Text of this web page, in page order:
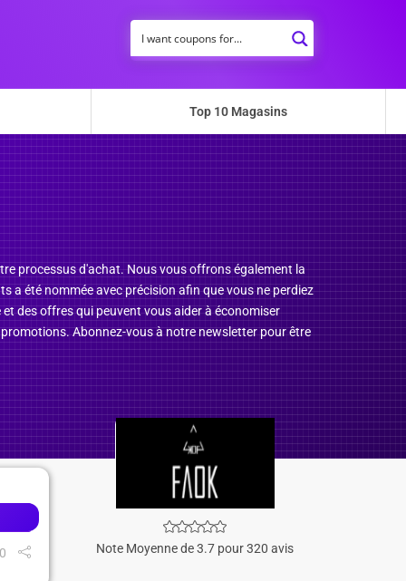
Top 10 Magasins
processus d'achat. Nous vous offrons également la
a été nommée avec précision afin que vous ne perdiez
des offres qui peuvent vous aider à économiser
Abonnez-vous à notre newsletter pour être
Note Moyenne de 3.7 pour 320 avis